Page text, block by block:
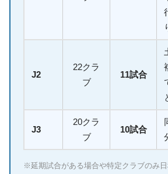
J2
22クラ
ブ
11試合
J3
20クラ
ブ
10試合
※延期試合がある場合や特定クラブのみ